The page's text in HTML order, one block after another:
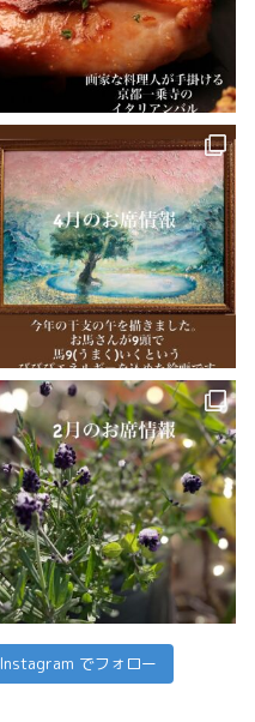
Instagram でフォロー